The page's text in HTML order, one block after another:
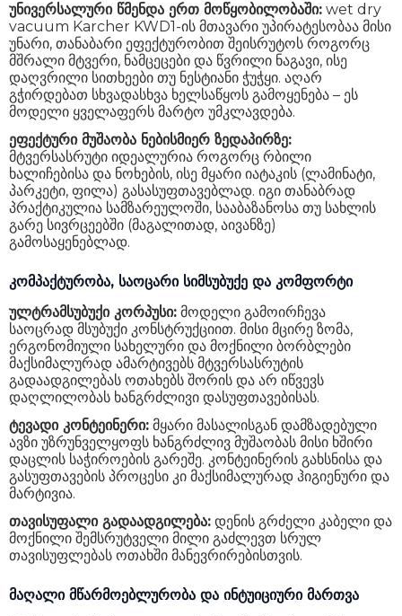
უნივერსალური წმენდა ერთ მოწყობილობაში: wet dry
vacuum Karcher KWD1-ის მთავარი უპირატესობაა მისი
უნარი, თანაბარი ეფექტურობით შეისრუტოს როგორც
მშრალი მტვერი, ნამცეცები და წვრილი ნაგავი, ისე
დაღვრილი სითხეები თუ ნესტიანი ჭუჭყი. აღარ
გჭირდებათ სხვადასხვა ხელსაწყოს გამოყენება – ეს
მოდელი ყველაფერს მარტო უმკლავდება.
ეფექტური მუშაობა ნებისმიერ ზედაპირზე:
მტვერსასრუტი იდეალურია როგორც რბილი
ხალიჩებისა და ნოხების, ისე მყარი იატაკის (ლამინატი,
პარკეტი, ფილა) გასასუფთავებლად. იგი თანაბრად
პრაქტიკულია სამზარეულოში, სააბაზანოსა თუ სახლის
გარე სივრცეებში (მაგალითად, აივანზე)
გამოსაყენებლად.
კომპაქტურობა, საოცარი სიმსუბუქე და კომფორტი
ულტრამსუბუქი კორპუსი: მოდელი გამოირჩევა
საოცრად მსუბუქი კონსტრუქციით. მისი მცირე ზომა,
ერგონომიული სახელური და მოქნილი ბორბლები
მაქსიმალურად ამარტივებს მტვერსასრუტის
გადაადგილებას ოთახებს შორის და არ იწვევს
დაღლილობას ხანგრძლივი დასუფთავებისას.
ტევადი კონტეინერი: მყარი მასალისგან დამზადებული
ავზი უზრუნველყოფს ხანგრძლივ მუშაობას მისი ხშირი
დაცლის საჭიროების გარეშე. კონტეინერის გახსნისა და
გასუფთავების პროცესი კი მაქსიმალურად ჰიგიენური და
მარტივია.
თავისუფალი გადაადგილება: დენის გრძელი კაბელი და
მოქნილი შემსრუტველი მილი გაძლევთ სრულ
თავისუფლებას ოთახში მანევრირებისთვის.
მაღალი მწარმოებლურობა და ინტუიციური მართვა